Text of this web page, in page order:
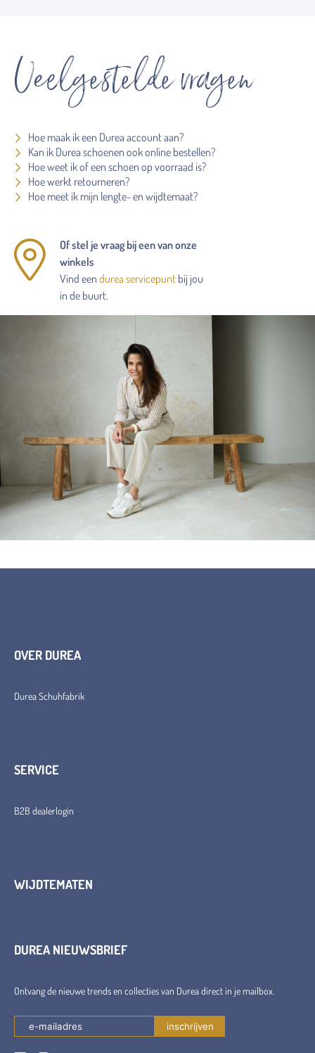
Veelgestelde vragen
Hoe maak ik een Durea account aan?
Kan ik Durea schoenen ook online bestellen?
Hoe weet ik of een schoen op voorraad is?
Hoe werkt retourneren?
Hoe meet ik mijn lengte- en wijdtemaat?
Of stel je vraag bij een van onze
winkels
Vind een durea servicepunt bij jou
in de buurt.
OVER DUREA
Durea Schuhfabrik
SERVICE
B2B dealerlogin
WIJDTEMATEN
DUREA NIEUWSBRIEF
Ontvang de nieuwe trends en collecties van Durea direct in je mailbox.